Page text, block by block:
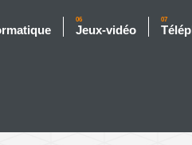
06
Jeux-vidéo
07